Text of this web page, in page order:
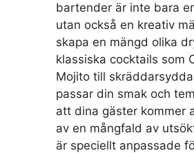
bartender är inte bara
utan också en kreativ
skapa en mängd olika
klassiska cocktails som
Mojito till
passar din smak och
att dina gäster kommer
av en mångfald av
är speciellt anpassade